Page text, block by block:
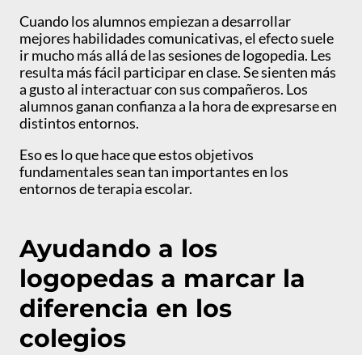
Cuando los alumnos empiezan a desarrollar
mejores habilidades comunicativas, el efecto suele
ir mucho más allá de las sesiones de logopedia. Les
resulta más fácil participar en clase. Se sienten más
a gusto al interactuar con sus compañeros. Los
alumnos ganan confianza a la hora de expresarse en
distintos entornos.
Eso es lo que hace que estos objetivos
fundamentales sean tan importantes en los
entornos de terapia escolar.
Ayudando a los
logopedas a marcar la
diferencia en los
colegios